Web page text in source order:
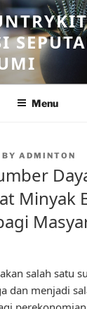
Menu
BY ADMINTON
Minyak
salah satu
dan menjadi